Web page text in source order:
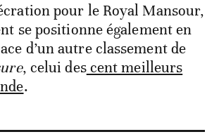
pour le Royal Mansour,
se positionne également en
d’un autre classement de
, celui descent meilleurs
.